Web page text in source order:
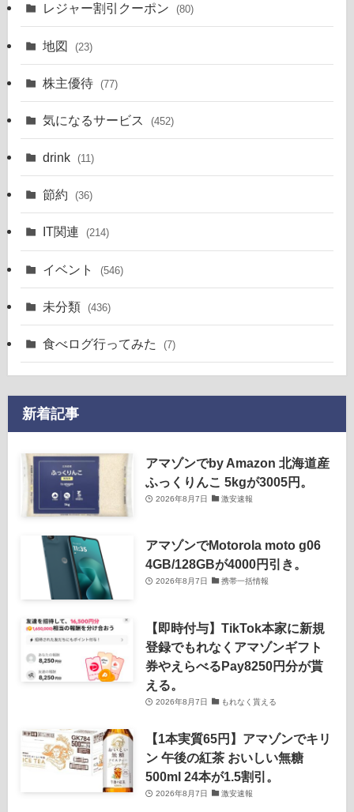
レジャー割引クーポン (80)
地図 (23)
株主優待 (77)
気になるサービス (452)
drink (11)
節約 (36)
IT関連 (214)
イベント (546)
未分類 (436)
食べログ行ってみた (7)
新着記事
アマゾンでby Amazon 北海道産
ふっくりんこ 5kgが3005円。
2026年8月7日 激安速報
アマゾンでMotorola moto g06
4GB/128GBが4000円引き。
2026年8月7日 携帯一括情報
【即時付与】TikTok本家に新規
登録でもれなくアマゾンギフト
券やえらべるPay8250円分が貰
える。
2026年8月7日 もれなく貰える
【1本実質65円】アマゾンでキリ
ン 午後の紅茶 おいしい無糖
500ml 24本が1.5割引。
2026年8月7日 激安速報